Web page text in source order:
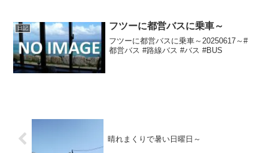
い蒸し～20240507～#渋谷 #shibuya ...
日記 フツーに都営バスに乗車～
フツーに都営バスに乗車～20250617～#
都営バス #路線バス #バス #BUS
晴れまくりで暑い日曜日～